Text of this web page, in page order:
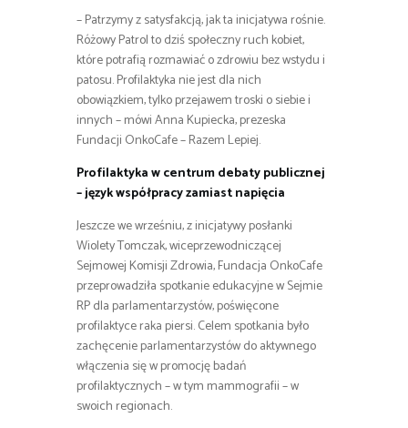
– Patrzymy z satysfakcją, jak ta inicjatywa rośnie.
Różowy Patrol to dziś społeczny ruch kobiet,
które potrafią rozmawiać o zdrowiu bez wstydu i
patosu. Profilaktyka nie jest dla nich
obowiązkiem, tylko przejawem troski o siebie i
innych – mówi Anna Kupiecka, prezeska
Fundacji OnkoCafe – Razem Lepiej.
Profilaktyka w centrum debaty publicznej
– język współpracy zamiast napięcia
Jeszcze we wrześniu, z inicjatywy posłanki
Wiolety Tomczak, wiceprzewodniczącej
Sejmowej Komisji Zdrowia, Fundacja OnkoCafe
przeprowadziła spotkanie edukacyjne w Sejmie
RP dla parlamentarzystów, poświęcone
profilaktyce raka piersi. Celem spotkania było
zachęcenie parlamentarzystów do aktywnego
włączenia się w promocję badań
profilaktycznych – w tym mammografii – w
swoich regionach.